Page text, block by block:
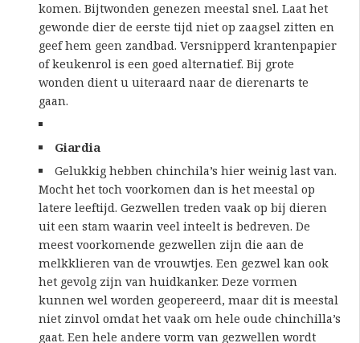
komen. Bijtwonden genezen meestal snel. Laat het
gewonde dier de eerste tijd niet op zaagsel zitten en
geef hem geen zandbad. Versnipperd krantenpapier
of keukenrol is een goed alternatief. Bij grote
wonden dient u uiteraard naar de dierenarts te
gaan.
Giardia
Gelukkig hebben chinchila’s hier weinig last van.
Mocht het toch voorkomen dan is het meestal op
latere leeftijd. Gezwellen treden vaak op bij dieren
uit een stam waarin veel inteelt is bedreven. De
meest voorkomende gezwellen zijn die aan de
melkklieren van de vrouwtjes. Een gezwel kan ook
het gevolg zijn van huidkanker. Deze vormen
kunnen wel worden geopereerd, maar dit is meestal
niet zinvol omdat het vaak om hele oude chinchilla’s
gaat. Een hele andere vorm van gezwellen wordt